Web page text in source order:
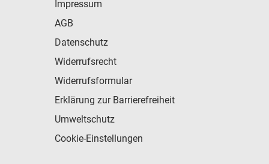
Impressum
AGB
Datenschutz
Widerrufsrecht
Widerrufsformular
Erklärung zur Barrierefreiheit
Umweltschutz
Cookie-Einstellungen